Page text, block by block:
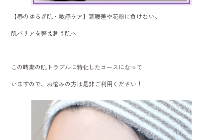
【春のゆらぎ肌・敏感ケア】寒暖差や花粉に負けない。
肌バリアを整え潤う肌へ
この時期の肌トラブルに特化したコースになって
いますので、お悩みの方は是非ご利用ください！